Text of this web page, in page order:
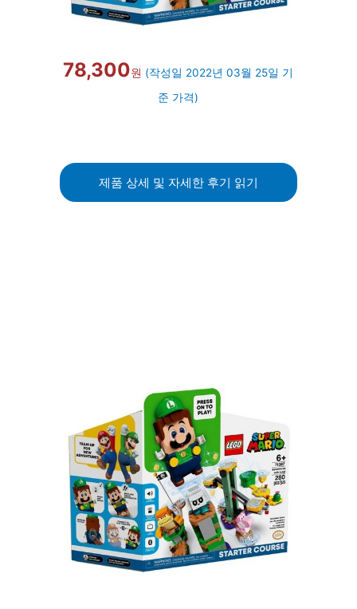
78,300원 (작성일 2022년 03월 25일 기
준 가격)
제품 상세 및 자세한 후기 읽기